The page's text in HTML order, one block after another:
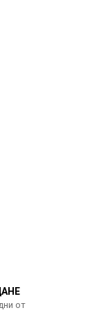
от